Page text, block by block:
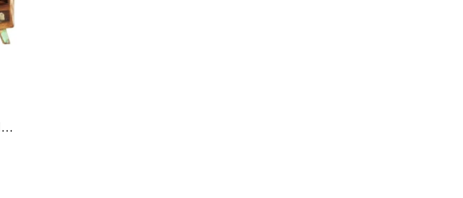
Meuble TV Multicolore 110x30x40 cm Bois massif de récupération